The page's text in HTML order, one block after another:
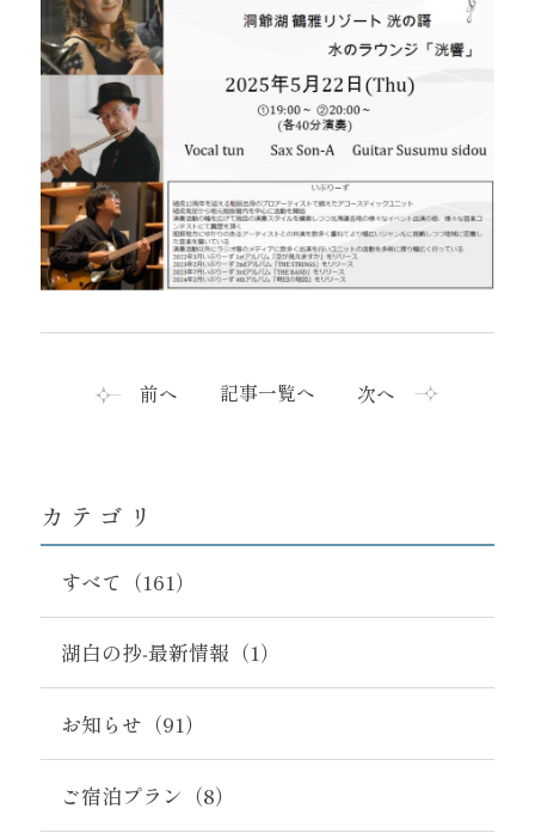
前へ 記事一覧へ 次へ
カテゴリ
すべて（161）
湖白の抄‐最新情報（1）
お知らせ（91）
ご宿泊プラン（8）